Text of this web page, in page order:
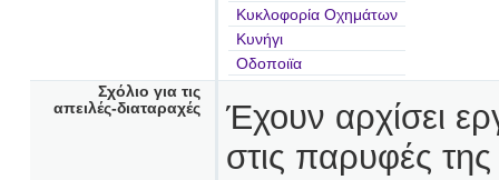
Κυκλοφορία Οχημάτων
Κυνήγι
Οδοποιϊα
Σχόλιο για τις
απειλές-διαταραχές
Έχουν αρχίσει
στις παρυφές